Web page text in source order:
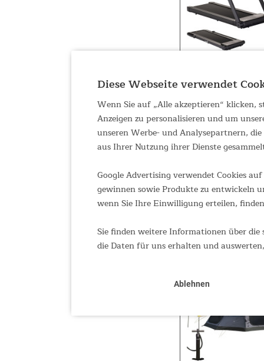
Diese Webseite verwendet
Wenn Sie auf „Alle akzeptieren“ klicken,
Anzeigen zu personalisieren und um
unseren Werbe- und Analysepartnern,
aus Ihrer Nutzung ihrer Dienste
Google Advertising verwendet Cookies
gewinnen sowie Produkte zu entwickeln
wenn Sie Ihre Einwilligung erteilen,
Sie finden weitere Informationen über die
die Daten für uns erhalten und
Ablehnen